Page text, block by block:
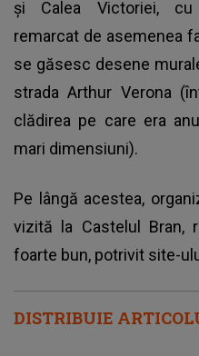
DISTRIBUIE
şi Calea Victoriei, cu
remarcat de asemenea
se găsesc desene
strada Arthur Verona
clădirea pe care era
mari dimensiuni).
Pe lângă acestea,
vizită la Castelul Bran,
foarte bun, potrivit site-